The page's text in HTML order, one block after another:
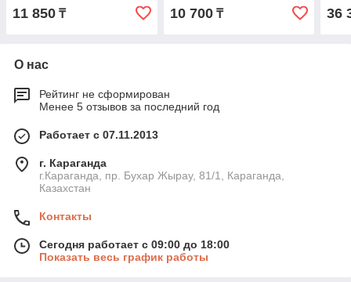
11 850 ₸ 10 700₸ 36
О нас
Рейтинг не сформирован
Менее 5 отзывов за последний год
Работает с 07.11.2013
г. Караганда
г.Караганда, пр. Бухар Жырау, 81/1, Караганда,
Казахстан
Контакты
Сегодня работает с 09:00 до 18:00
Показать весь график работы